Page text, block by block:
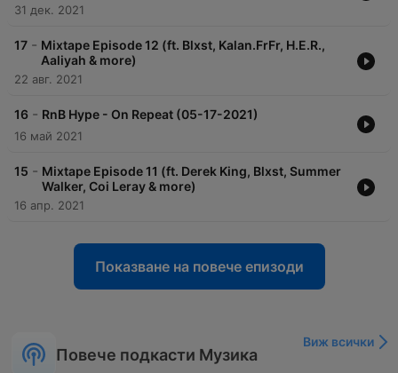
31 дек. 2021
17 - Mixtape Episode 12 (ft. Blxst, Kalan.FrFr, H.E.R.,
Aaliyah & more)
22 авг. 2021
16 - RnB Hype - On Repeat (05-17-2021)
16 май 2021
15 - Mixtape Episode 11 (ft. Derek King, Blxst, Summer
Walker, Coi Leray & more)
16 апр. 2021
Показване на повече епизоди
Повече подкасти Музика
Виж всички